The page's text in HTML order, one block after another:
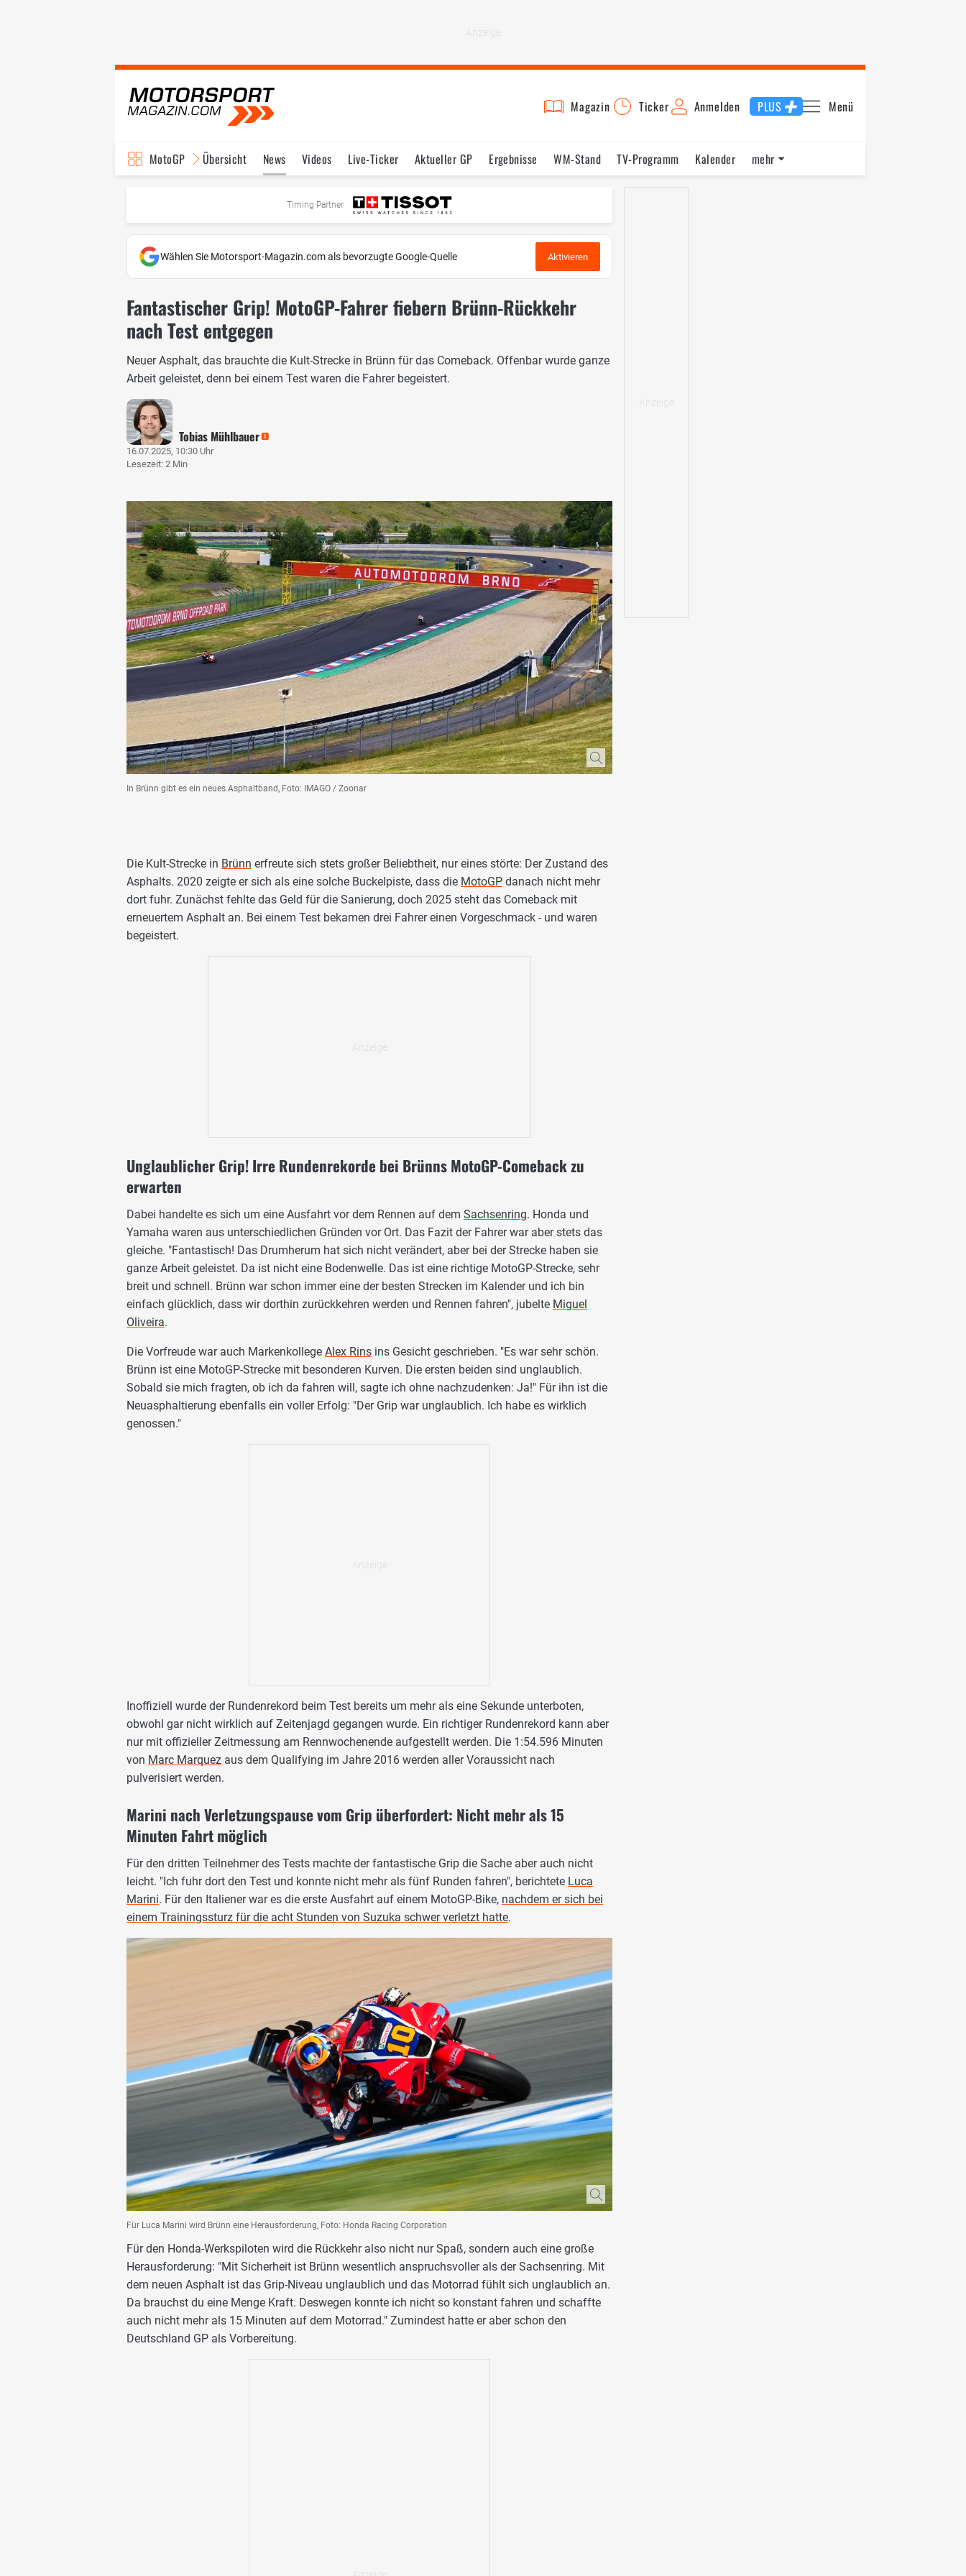
Magazin Ticker Anmelden PLUS Menü
MotoGP Übersicht News Videos Live-Ticker Aktueller GP Ergebnisse WM-Stand TV-Programm
Kalender
Testfahrten Reglement
mehr
Timing Partner
Wählen Sie Motorsport-Magazin.com als bevorzugte Google-Quelle Aktivieren
Fantastischer Grip! MotoGP-Fahrer fiebern Brünn-Rückkehr
nach Test entgegen
Neuer Asphalt, das brauchte die Kult-Strecke in Brünn für das Comeback. Offenbar wurde ganze
Arbeit geleistet, denn bei einem Test waren die Fahrer begeistert.
Tobias Mühlbauer
16.07.2025, 10:30 Uhr
Lesezeit: 2 Min
In Brünn gibt es ein neues Asphaltband, Foto: IMAGO / Zoonar
Die Kult-Strecke in Brünn erfreute sich stets großer Beliebtheit, nur eines störte: Der Zustand des
Asphalts. 2020 zeigte er sich als eine solche Buckelpiste, dass die MotoGP danach nicht mehr
dort fuhr. Zunächst fehlte das Geld für die Sanierung, doch 2025 steht das Comeback mit
erneuertem Asphalt an. Bei einem Test bekamen drei Fahrer einen Vorgeschmack - und waren
begeistert.
Unglaublicher Grip! Irre Rundenrekorde bei Brünns MotoGP-Comeback zu
erwarten
Dabei handelte es sich um eine Ausfahrt vor dem Rennen auf dem Sachsenring. Honda und
Yamaha waren aus unterschiedlichen Gründen vor Ort. Das Fazit der Fahrer war aber stets das
gleiche. "Fantastisch! Das Drumherum hat sich nicht verändert, aber bei der Strecke haben sie
ganze Arbeit geleistet. Da ist nicht eine Bodenwelle. Das ist eine richtige MotoGP-Strecke, sehr
breit und schnell. Brünn war schon immer eine der besten Strecken im Kalender und ich bin
einfach glücklich, dass wir dorthin zurückkehren werden und Rennen fahren", jubelte Miguel
Oliveira.
Die Vorfreude war auch Markenkollege Alex Rins ins Gesicht geschrieben. "Es war sehr schön.
Brünn ist eine MotoGP-Strecke mit besonderen Kurven. Die ersten beiden sind unglaublich.
Sobald sie mich fragten, ob ich da fahren will, sagte ich ohne nachzudenken: Ja!" Für ihn ist die
Neuasphaltierung ebenfalls ein voller Erfolg: "Der Grip war unglaublich. Ich habe es wirklich
genossen."
Inoffiziell wurde der Rundenrekord beim Test bereits um mehr als eine Sekunde unterboten,
obwohl gar nicht wirklich auf Zeitenjagd gegangen wurde. Ein richtiger Rundenrekord kann aber
nur mit offizieller Zeitmessung am Rennwochenende aufgestellt werden. Die 1:54.596 Minuten
von Marc Marquez aus dem Qualifying im Jahre 2016 werden aller Voraussicht nach
pulverisiert werden.
Marini nach Verletzungspause vom Grip überfordert: Nicht mehr als 15
Minuten Fahrt möglich
Für den dritten Teilnehmer des Tests machte der fantastische Grip die Sache aber auch nicht
leicht. "Ich fuhr dort den Test und konnte nicht mehr als fünf Runden fahren", berichtete Luca
Marini. Für den Italiener war es die erste Ausfahrt auf einem MotoGP-Bike, nachdem er sich bei
einem Trainingssturz für die acht Stunden von Suzuka schwer verletzt hatte.
Für Luca Marini wird Brünn eine Herausforderung, Foto: Honda Racing Corporation
Für den Honda-Werkspiloten wird die Rückkehr also nicht nur Spaß, sondern auch eine große
Herausforderung: "Mit Sicherheit ist Brünn wesentlich anspruchsvoller als der Sachsenring. Mit
dem neuen Asphalt ist das Grip-Niveau unglaublich und das Motorrad fühlt sich unglaublich an.
Da brauchst du eine Menge Kraft. Deswegen konnte ich nicht so konstant fahren und schaffte
auch nicht mehr als 15 Minuten auf dem Motorrad." Zumindest hatte er aber schon den
Deutschland GP als Vorbereitung.